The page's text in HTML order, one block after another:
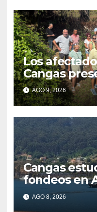
Los
Cangas
recurso: “Lo
AGO 9, 2026
Cangas
fondeos en
últimos
AGO 8, 2026